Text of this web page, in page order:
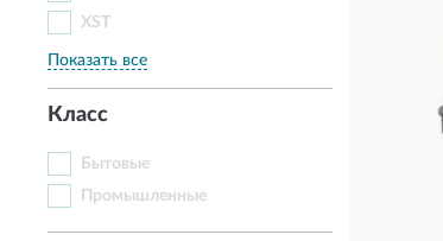
XST
Показать все
Класс
Бытовые
Промышленные